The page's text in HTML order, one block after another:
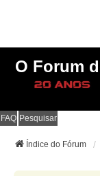
O Forum
FAQ Pesquisar
Índice do Fórum